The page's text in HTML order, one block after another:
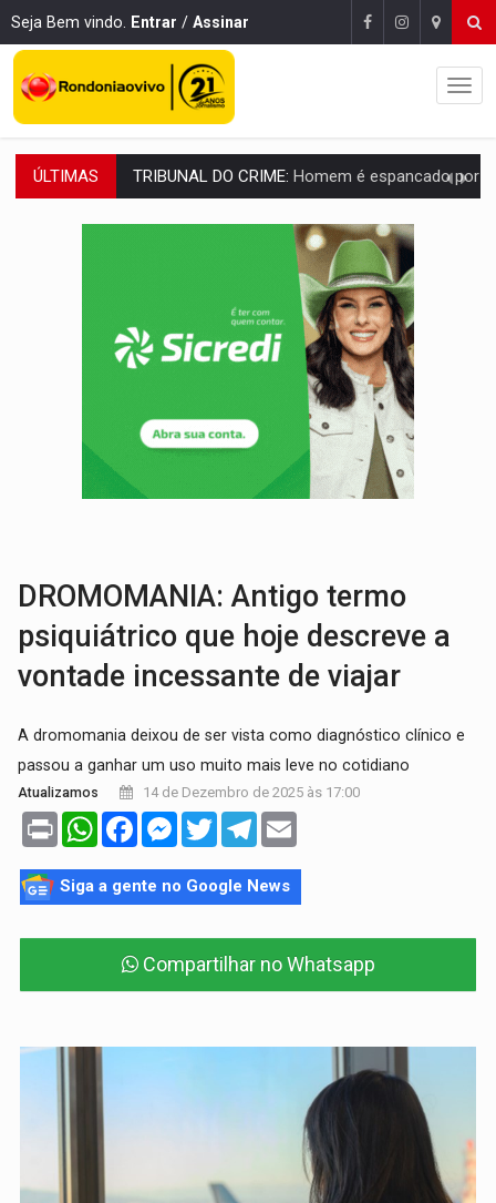
Seja Bem vindo. Entrar / Assinar
ÚLTIMAS VÍDEO:Perseguição é registrada no shopping após colombiana furtar
LUDOPATIA:Apostas online começam a afetar produtividade e rotina
Plantar árvores não será mais suficiente para
OVNIS NA LUA:Cientistas alertam para possível base secreta no satélite
ACABOU COM PEUGEOT:Incêndio destrói carro que era rebocado para oficina
Ladrão é filmado furtando moto na frente do bar
BOLSAS DE PESQUISA: Iniciativa Amazônia+10 lança chamada para fortalecer
MATERIAL: Brasil tem grandes reservas de urânio, mas produz pouco e
DROMOMANIA: Antigo termo
psiquiátrico que hoje descreve a
vontade incessante de viajar
A dromomania deixou de ser vista como diagnóstico clínico e
passou a ganhar um uso muito mais leve no cotidiano
Atualizamos 14 de Dezembro de 2025 às 17:00
Print WhatsAppFacebookMessenger
TwitterTelegram
Siga a gente no Google News
Compartilhar no Whatsapp